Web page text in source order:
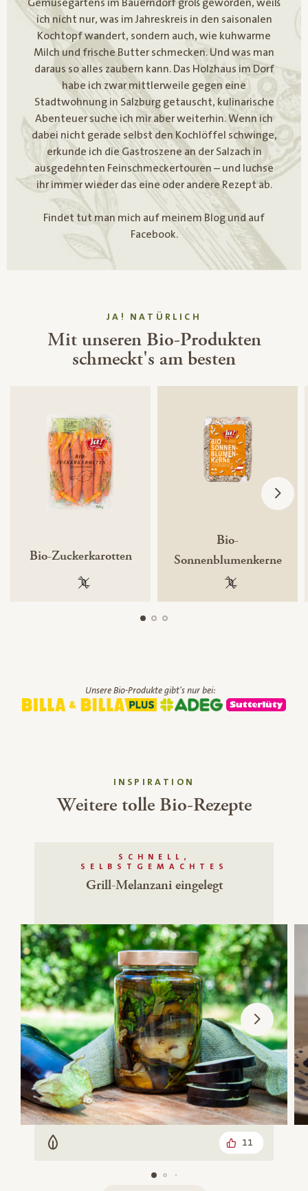
Gemüsegartens im Bauerndorf groß geworden, weiß
ich nicht nur, was im Jahreskreis in den saisonalen
Kochtopf wandert, sondern auch, wie kuhwarme
Milch und frische Butter schmecken. Und was man
daraus so alles zaubern kann. Das Holzhaus im Dorf
habe ich zwar mittlerweile gegen eine
Stadtwohnung in Salzburg getauscht, kulinarische
Abenteuer suche ich mir aber weiterhin. Wenn ich
dabei nicht gerade selbst den Kochlöffel schwinge,
erkunde ich die Gastroszene an der Salzach in
ausgedehnten Feinschmeckertouren – und luchse
ihr immer wieder das eine oder andere Rezept ab.
Findet tut man mich auf meinem Blog und auf
Facebook.
JA! NATÜRLICH
Mit unseren Bio-Produkten
schmeckt's am besten
Bio-Zuckerkarotten
100 % gentechnikfrei
Bio-
Sonnenblumenkerne
100 %
Unsere Bio-Produkte gibt's nur bei:
INSPIRATION
Weitere tolle Bio-Rezepte
SCHNELL,
SELBSTGEMACHTES
Grill-Melanzani eingelegt
Vegetarisch 11